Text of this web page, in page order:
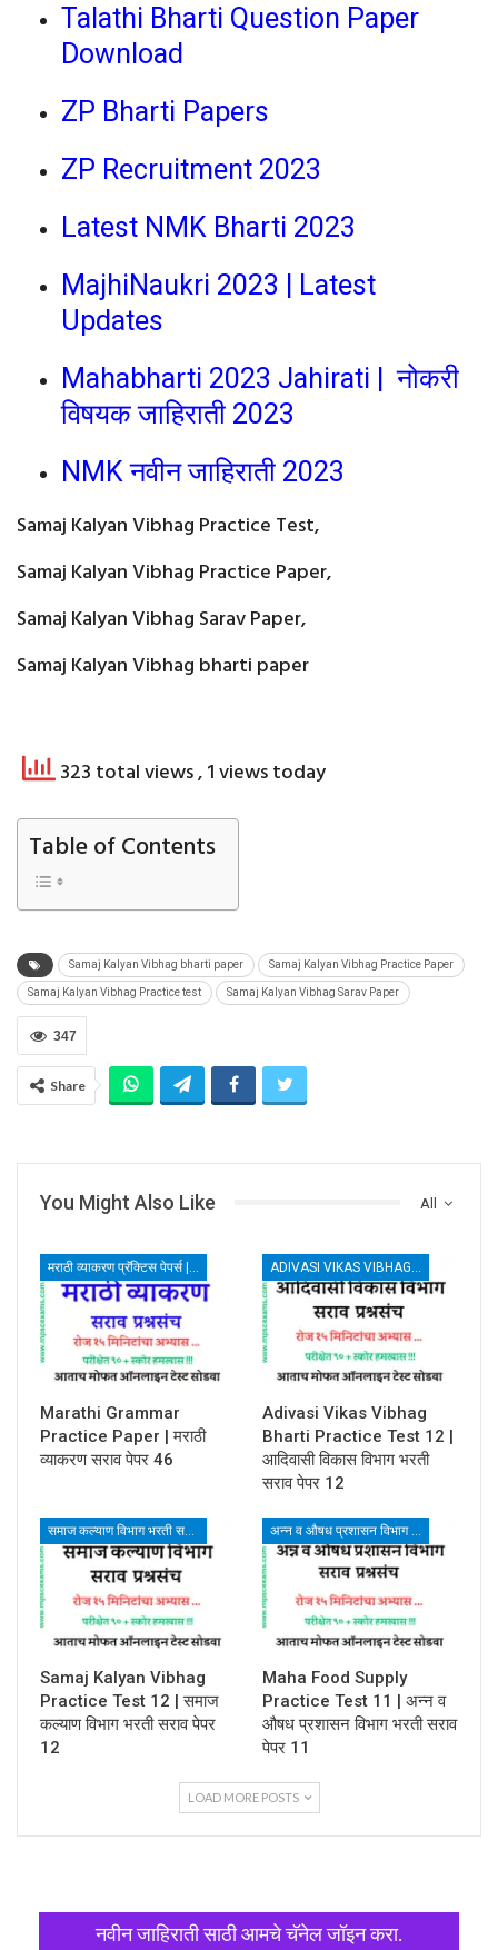
Talathi Bharti Question Paper
Download
ZP Bharti Papers
ZP Recruitment 2023
Latest NMK Bharti 2023
MajhiNaukri 2023 | Latest
Updates
Mahabharti 2023 Jahirati | नोकरी
विषयक जाहिराती 2023
NMK नवीन जाहिराती 2023
Samaj Kalyan Vibhag Practice Test,
Samaj Kalyan Vibhag Practice Paper,
Samaj Kalyan Vibhag Sarav Paper,
Samaj Kalyan Vibhag bharti paper
323 total views, 1 views today
Table of Contents
Samaj Kalyan Vibhag bharti paper Samaj Kalyan Vibhag Practice Paper
Samaj Kalyan Vibhag Practice test Samaj Kalyan Vibhag Sarav Paper
347
Share
All
You Might Also Like
मराठी व्याकरण प्रॅक्टिस पेपर्स | MARATHI GRAMMAR TEST
Marathi Grammar
Practice Paper | मराठी
व्याकरण सराव पेपर 46
ADIVASI VIKAS VIBHAG BHARTI
Adivasi Vikas Vibhag
Bharti Practice Test 12 |
आदिवासी विकास विभाग भरती
सराव पेपर 12
समाज कल्याण विभाग भरती सराव पेपर
Samaj Kalyan Vibhag
Practice Test 12 | समाज
कल्याण विभाग भरती सराव पेपर
12
अन्न व औषध प्रशासन विभाग भरती
Maha Food Supply
Practice Test 11 | अन्न व
औषध प्रशासन विभाग भरती सराव
पेपर 11
LOAD MORE POSTS
नवीन जाहिराती साठी आमचे चॅनेल जॉइन करा.